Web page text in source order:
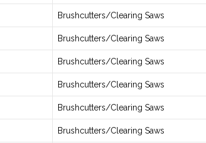
Brushcutters/Clearing Saws
Brushcutters/Clearing Saws
Brushcutters/Clearing Saws
Brushcutters/Clearing Saws
Brushcutters/Clearing Saws
Brushcutters/Clearing Saws